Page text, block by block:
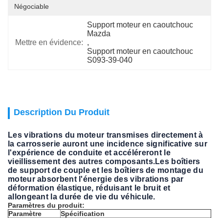
Négociable
Mettre en évidence:
Support moteur en caoutchouc
Mazda
,
Support moteur en caoutchouc
S093-39-040
Description Du Produit
Les vibrations du moteur transmises directement à
la carrosserie auront une incidence significative sur
l'expérience de conduite et accéléreront le
vieillissement des autres composants.Les boîtiers
de support de couple et les boîtiers de montage du
moteur absorbent l'énergie des vibrations par
déformation élastique, réduisant le bruit et
allongeant la durée de vie du véhicule.
Paramètres du produit:
Paramètre
Spécification